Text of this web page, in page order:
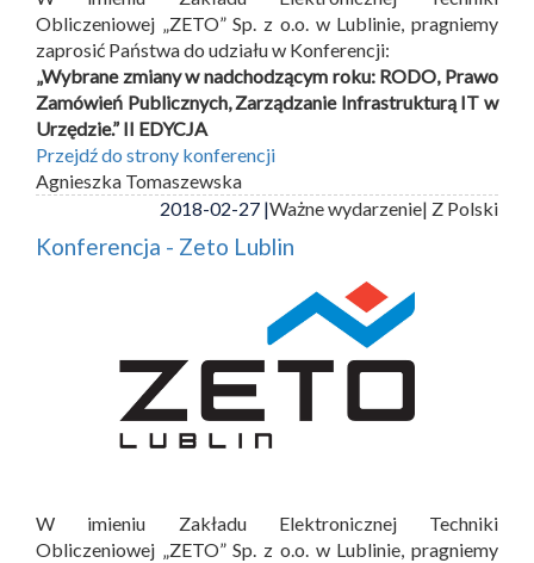
Obliczeniowej „ZETO” Sp. z o.o. w Lublinie, pragniemy
zaprosić Państwa do udziału w Konferencji:
„Wybrane zmiany w nadchodzącym roku: RODO, Prawo
Zamówień Publicznych, Zarządzanie Infrastrukturą IT w
Urzędzie.” II EDYCJA
Przejdź do strony konferencji
Agnieszka Tomaszewska
2018-02-27 |Ważne wydarzenie| Z Polski
Konferencja - Zeto Lublin
W imieniu Zakładu Elektronicznej Techniki
Obliczeniowej „ZETO” Sp. z o.o. w Lublinie, pragniemy